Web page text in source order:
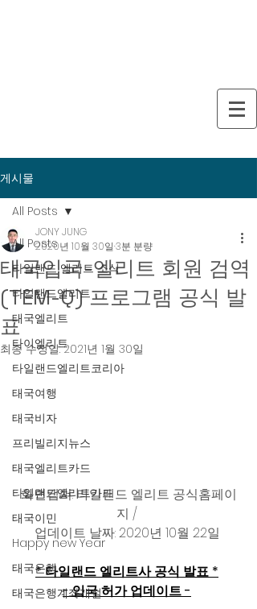
게시물
All Posts
타일랜드 엘리트 소식
타일랜드엘리트
태국엘리트
타이엘리트
타일랜드엘리트코리아
태국여행
태국비자
프리빌리지뉴스
태국엘리트카드
타일랜드엘리트카드
태국이민
Happy new Year
태국은행
태국은행계좌개설
All Posts
태국입국-엘리트 회원 검역
(TEM-Q) 프로그램 공식 발
표
JONY JUNG
2020년 10월 30일 3분 분량
최종 수정일:2021년 1월 30일
화면캡쳐: 타일랜드 엘리트 공식홈페이
지 /
업데이트 날짜: 2020년 10월 22일
* 타일랜드 엘리트사 공식 발표 *
- 입국 허가 업데이트 -